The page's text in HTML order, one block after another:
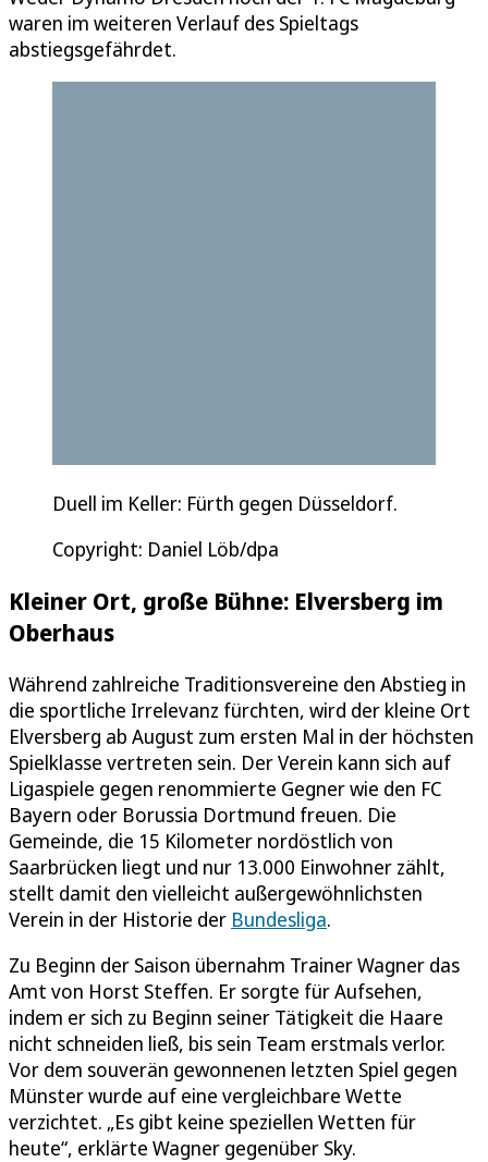
waren im weiteren Verlauf des Spieltags
abstiegsgefährdet.
Duell im Keller: Fürth gegen Düsseldorf.
Copyright: Daniel Löb/dpa
Kleiner Ort, große Bühne: Elversberg im
Oberhaus
Während zahlreiche Traditionsvereine den Abstieg in
die sportliche Irrelevanz fürchten, wird der kleine Ort
Elversberg ab August zum ersten Mal in der höchsten
Spielklasse vertreten sein. Der Verein kann sich auf
Ligaspiele gegen renommierte Gegner wie den FC
Bayern oder Borussia Dortmund freuen. Die
Gemeinde, die 15 Kilometer nordöstlich von
Saarbrücken liegt und nur 13.000 Einwohner zählt,
stellt damit den vielleicht außergewöhnlichsten
Verein in der Historie der Bundesliga.
Zu Beginn der Saison übernahm Trainer Wagner das
Amt von Horst Steffen. Er sorgte für Aufsehen,
indem er sich zu Beginn seiner Tätigkeit die Haare
nicht schneiden ließ, bis sein Team erstmals verlor.
Vor dem souverän gewonnenen letzten Spiel gegen
Münster wurde auf eine vergleichbare Wette
verzichtet. „Es gibt keine speziellen Wetten für
heute“, erklärte Wagner gegenüber Sky.